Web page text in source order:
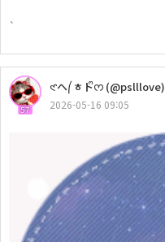
`
57
𑣲ヘ⎛ㅎトᩚᰔ (@pslllove)
2026-05-16 09:05